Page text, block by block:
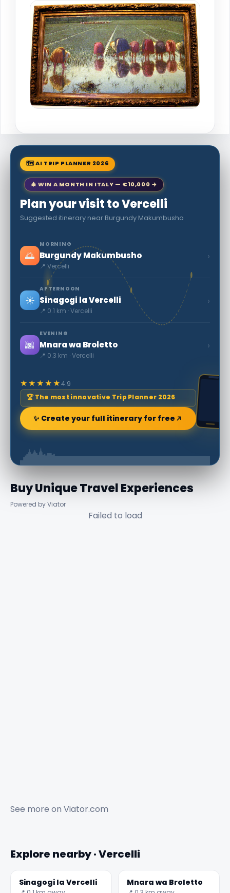
🗺 AI TRIP PLANNER 2026
🎄 WIN A MONTH IN ITALY — €10,000 →
Plan your visit to Vercelli
Suggested itinerary near Burgundy Makumbusho
🌅
MORNING
Burgundy Makumbusho
📍 Vercelli
›
☀️
AFTERNOON
Sinagogi la Vercelli
📍 0.1 km · Vercelli
›
🌆
EVENING
Mnara wa Broletto
📍 0.3 km · Vercelli
›
★★★★★4.9
🏆 The most innovative Trip Planner 2026
✨ Create your full itinerary for free
Buy Unique Travel Experiences
Powered by Viator
Failed to load
See more on Viator.com
Explore nearby · Vercelli
Sinagogi la Vercelli Mnara wa Broletto